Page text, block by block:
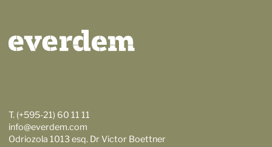
T. (+595-21) 60 11 11
info@everdem.com
Odriozola 1013 esq. Dr Victor Boettner